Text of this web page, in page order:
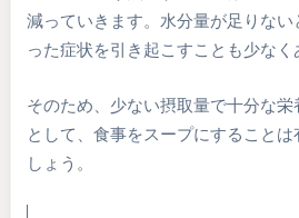
減っていきます。水分量が足りな
った症状を引き起こすことも少なく
そのため、少ない摂取量で十分な
として、食事をスープにすること
しょう。